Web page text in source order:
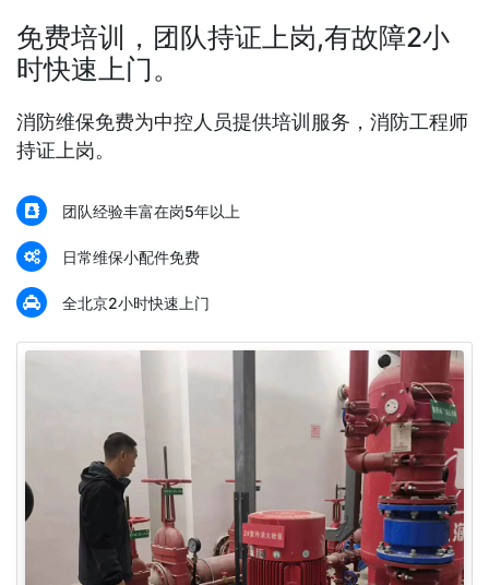
免费培训，团队持证上岗,有故障2小
时快速上门。
消防维保免费为中控人员提供培训服务，消防工程师
持证上岗。
团队经验丰富在岗5年以上
日常维保小配件免费
全北京2小时快速上门